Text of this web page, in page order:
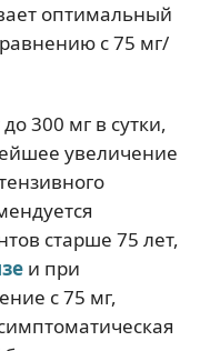
оптимальный
с 75 мг/
300 мг в сутки,
увеличение
старше 75 лет,
и при
с 75 мг,